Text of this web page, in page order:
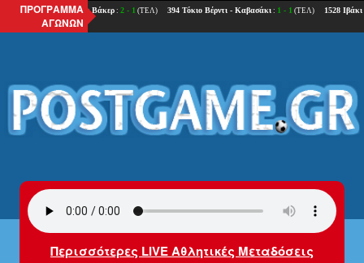
ΠΡΟΓΡΑΜΜΑ
ΑΓΩΝΩΝ
Περισσότερες LIVE Αθλητικές Μεταδόσεις